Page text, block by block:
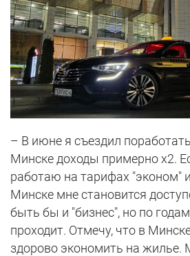
– В июне я съездил
Минске доходы примерно х2.
работаю на тарифах "эконом"
Минске мне становится
быть бы и "бизнес", но по
проходит. Отмечу, что в
здорово экономить на жилье.